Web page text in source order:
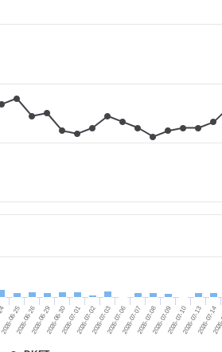
2026-06-252026-06-262026-06-292026-06-302026-07-012026-07-022026-07-032026-07-062026-07-072026-07-082026-07-092026-07-102026-07-132026-07-14